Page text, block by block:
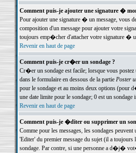
Comment puis-je ajouter une signature �
Pour ajouter une signature � un message, vous
composition d'un message pour ajouter votre
toujours emp�cher d'attacher votre signature �
Revenir en haut de page
Comment puis-je cr�er un sondage ?
Cr�er un sondage est facile; lorsque vous
dans le formulaire en dessous de la partie Poster
pour le sondage et au moins deux options
une date limite pour le sondage; 0 est un
Revenir en haut de page
Comment puis-je �diter ou supprimer un
Comme pour les messages, les sondages
'Editer' du premier message du sujet (il a
sondage. Par contre, si une personne a d�j�